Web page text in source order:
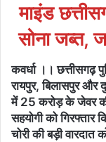
माइंड
सोना जब्त,
कवर्धा ।। छत्तीसगढ़
रायपुर, बिलासपुर और
में 25 करोड़ के जेवर
सहयोगी को गिरफ्तार
चोरी की बड़ी